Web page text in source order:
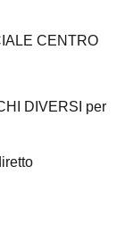
CENTRO
DIVERSI per